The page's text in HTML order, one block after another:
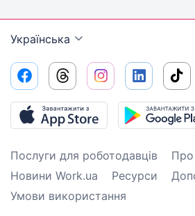
Українська
Послуги для роботодавців Про
Новини Work.ua
Ресурси
Умови використання